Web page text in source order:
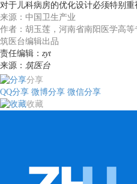
对于儿科病房的优化设计必须特别重
来源：中国卫生产业
作者：胡玉莲，河南省南阳医学高
筑医台编辑出品
责任编辑： zyt
来源： 筑医台
分享
QQ分享 微博分享 微信分享
收藏